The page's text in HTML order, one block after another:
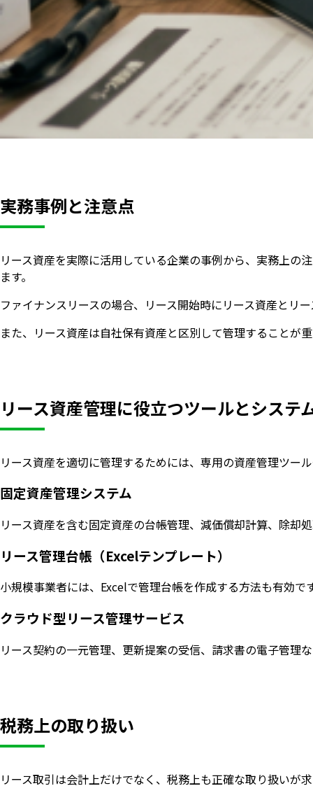
実務事例と注意点
リース資産を実際に活用している企業の事例から、実務上の
ます。
ファイナンスリースの場合、リース開始時にリース資産とリ
また、リース資産は自社保有資産と区別して管理することが
リース資産管理に役立つツールとシステ
リース資産を適切に管理するためには、専用の資産管理ツー
固定資産管理システム
リース資産を含む固定資産の台帳管理、減価償却計算、除却
リース管理台帳（Excelテンプレート）
小規模事業者には、Excelで管理台帳を作成する方法も有効
クラウド型リース管理サービス
リース契約の一元管理、更新提案の受信、請求書の電子管理
税務上の取り扱い
リース取引は会計上だけでなく、税務上も正確な取り扱いが